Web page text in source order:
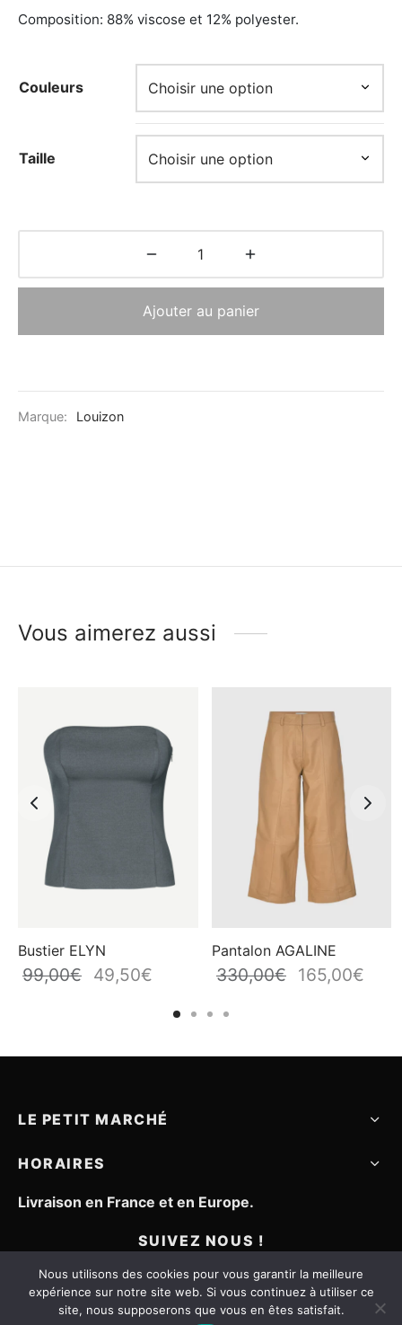
Composition: 88% viscose et 12% polyester.
Couleurs
Taille
Ajouter au panier
Marque: Louizon
Vous aimerez aussi
Bustier ELYN
99,00€
Le prix
49,50€
est :
Pantalon AGALINE
330,00€
Le prix
165,00€
LE PETIT MARCHÉ
HORAIRES
Livraison en France et en Europe.
SUIVEZ NOUS !
Nous utilisons des cookies pour vous garantir la meilleure
expérience sur notre site web. Si vous continuez à utiliser ce
site, nous supposerons que vous en êtes satisfait.